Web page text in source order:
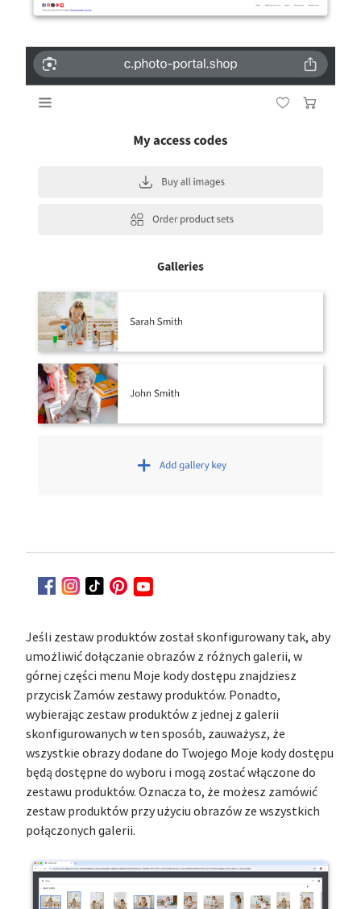
Jeśli zestaw produktów został skonfigurowany tak, aby
umożliwić dołączanie obrazów z różnych galerii, w
górnej części menu Moje kody dostępu znajdziesz
przycisk Zamów zestawy produktów. Ponadto,
wybierając zestaw produktów z jednej z galerii
skonfigurowanych w ten sposób, zauważysz, że
wszystkie obrazy dodane do Twojego Moje kody dostępu
będą dostępne do wyboru i mogą zostać włączone do
zestawu produktów. Oznacza to, że możesz zamówić
zestaw produktów przy użyciu obrazów ze wszystkich
połączonych galerii.